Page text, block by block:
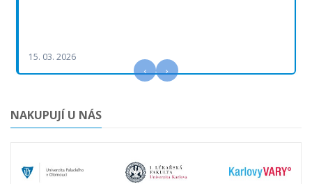
15. 03. 2026
‹ ›
NAKUPUJÍ U NÁS